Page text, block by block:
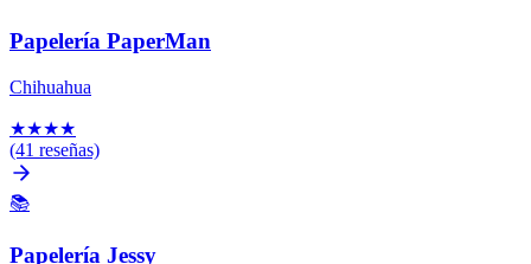
Papelería PaperMan
Chihuahua
★★★★
(41 reseñas)
📚
Papelería Jessy